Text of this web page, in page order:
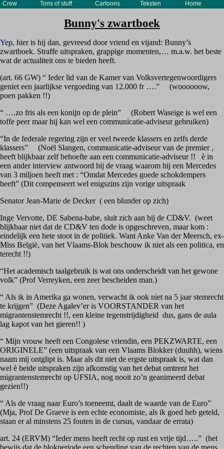
Bunny's zwartboek
Yep, hier is hij dan, gevreesd door vriend en vijand: Bunny’s
zwartboek. Straffe uitspraken, grappige momenten,… m.a.w. het beste
wat de actualiteit ons te bieden heeft.
(art. 66 GW) “ Ieder lid van de Kamer van Volksvertegenwoordigers
geniet een jaarlijkse vergoeding van 12.000 fr ….”
(woooooow,
poen pakken !!)
“ ….zo fris als een konijn op de plein”
(Robert Waseige is wel een
toffe peer maar hij kan wel een communicatie-adviseur gebruiken)
“In de federale regering zijn er veel tweede klassers en zelfs derde
klassers”
(Noël Slangen, communicatie-adviseur van de premier ,
heeft blijkbaar zelf behoefte aan een communicatie-adviseur !!
è in
een ander interview antwoord hij de vraag waarom hij een Mercedes
van 3 miljoen heeft met : “Omdat Mercedes goede schokdempers
heeft” (Dit compenseert wel enigszins zijn vorige uitspraak
Senator Jean-Marie de Decker ( een blunder op zich)
Inge Vervotte, DE Sabena-babe, sluit zich aan bij de CD&V. (weet
blijkbaar niet dat de CD&V ten dode is opgeschreven, maar kom :
eindelijk een hete stoot in de politiek. Want Anke Van der Meersch, ex-
Miss België, van het Vlaams-Blok beschouw ik niet als een politica, en
terecht !!)
“Het academisch taalgebruik is wat ons onderscheidt van het gewone
volk” (Prof Verreyken, een zeer bescheiden man.)
“ Als ik in Amerika ga wonen, verwacht ik ook niet na 5 jaar stemrecht
te krijgen” (Deze Agalev’er is VOORSTANDER van het
migrantenstemrecht !!, een kleine tegenstrijdigheid dus, gans de aula
lag kapot van het gieren!! )
“ Mijn vrouw heeft een Congolese vriendin, een PEKZWARTE, een
ORIGINELE” (een uitspraak van een Vlaams Blokker (duuhh), wiens
naam mij ontglipt is. Maar als dit niet de ergste uitspraak is, wat dan
wel è beide uitspraken zijn afkomstig van het debat omtrent het
migrantenstemrecht op UFSIA, nog nooit zo’n geanimeerd debat
gezien!!)
“ Als de vraag naar Euro’s toeneemt, daalt de waarde van de Euro”
(Mja, Prof De Graeve is een echte economiste, als ik goed heb geteld,
staan er al minstens 25 fouten in de cursus, vandaar de errata)
art. 24 (ERVM) “Ieder mens heeft recht op rust en vrije tijd…..” (het
bewijs dat de blokperiode een schending van de rechten van de mens
Crew Tons of stuff Cartoons Teksten Home